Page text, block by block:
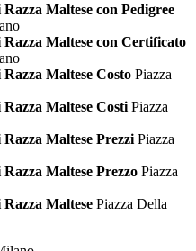
Maltese con Pedigree
Maltese con Certificato
Maltese Costo Piazza
Maltese Costi Piazza
Maltese Prezzi Piazza
Maltese Prezzo Piazza
Maltese Piazza Della